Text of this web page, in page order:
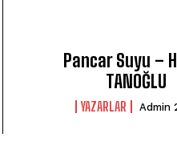
Pancar Suyu –
TANOĞLU
YAZARLAR Admin